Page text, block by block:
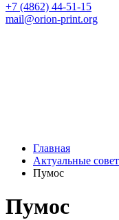
+7 (4862) 44-51-15
mail@orion-print.org
Главная
Актуальные
Пумос
Пумос